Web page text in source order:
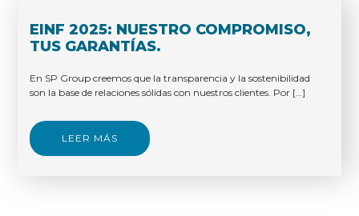
EINF 2025: NUESTRO COMPROMISO,
TUS GARANTÍAS.
En SP Group creemos que la transparencia y la sostenibilidad
son la base de relaciones sólidas con nuestros clientes. Por […]
LEER MÁS